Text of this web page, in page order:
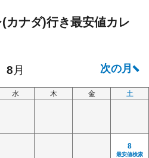
カナダ)行き最安値カレ
水 木 金 土
8
最安値検索